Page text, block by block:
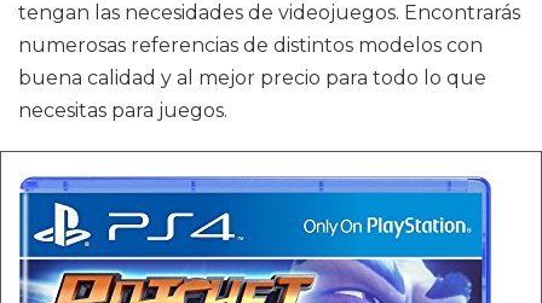
tengan las necesidades de videojuegos. Encontrarás
numerosas referencias de distintos modelos con
buena calidad y al mejor precio para todo lo que
necesitas para juegos.